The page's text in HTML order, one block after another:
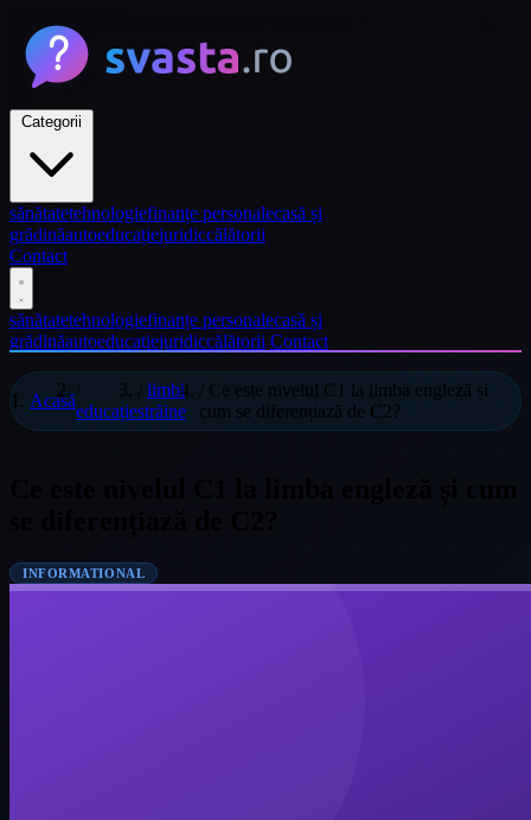
sănătatetehnologiefinanțe personalecasă și
grădinăautoeducațiejuridiccălătorii
Contact
sănătatetehnologiefinanțe personalecasă și
grădinăautoeducațiejuridiccălătorii Contact
Acasă
educație
limbi
străine
/ Ce este nivelul C1 la limba engleză și
cum se diferențiază de C2?
INFORMATIONAL